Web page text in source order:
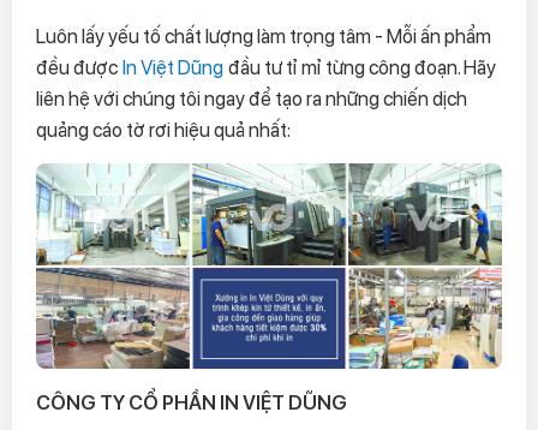
Luôn lấy yếu tố chất lượng làm trọng tâm - Mỗi ấn phẩm
đều được In Việt Dũng đầu tư tỉ mỉ từng công đoạn. Hãy
liên hệ với chúng tôi ngay để tạo ra những chiến dịch
quảng cáo tờ rơi hiệu quả nhất:
CÔNG TY CỔ PHẦN IN VIỆT DŨNG